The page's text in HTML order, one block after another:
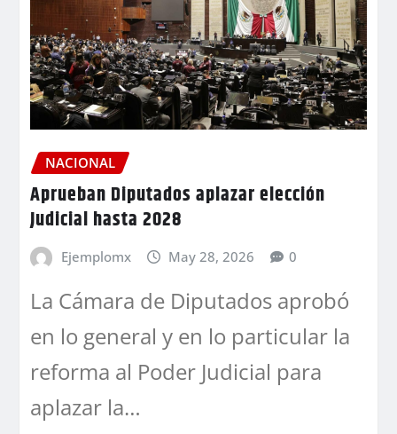
NACIONAL
Aprueban Diputados aplazar elección
Judicial hasta 2028
Ejemplomx May 28, 2026 0
La Cámara de Diputados aprobó
en lo general y en lo particular la
reforma al Poder Judicial para
aplazar la…